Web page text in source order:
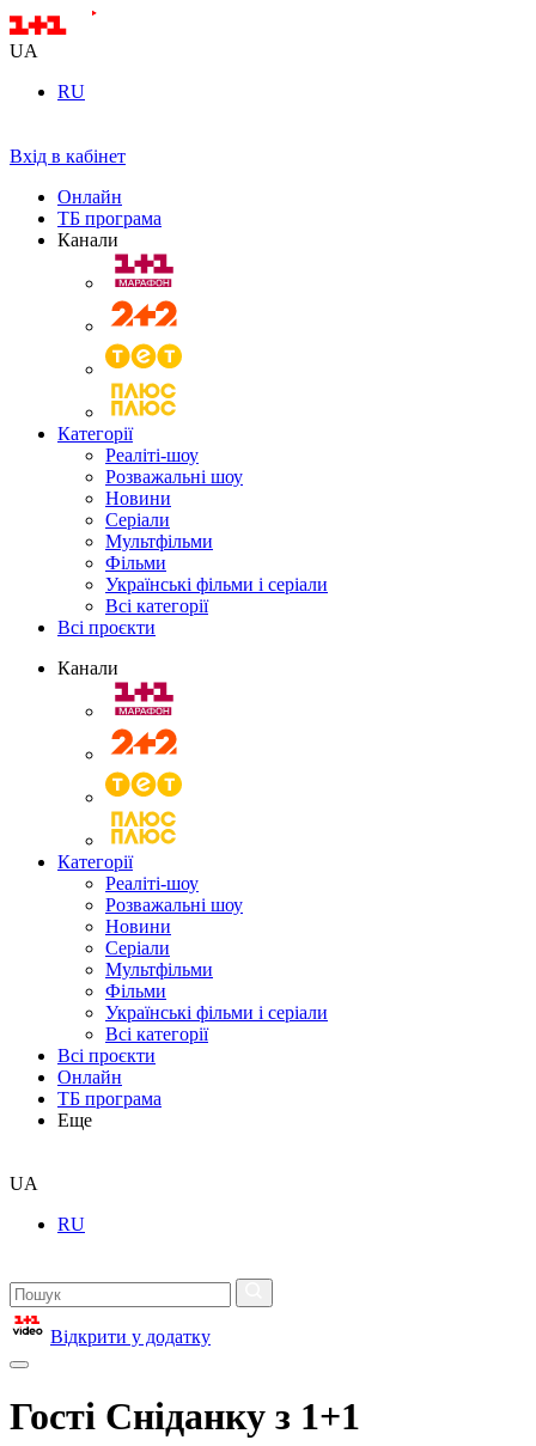
UA
RU
Вхід в кабінет
Онлайн
ТБ програма
Канали
Категорії
Реаліті-шоу
Розважальні шоу
Новини
Серіали
Мультфільми
Фільми
Українські фільми і серіали
Всі категорії
Всі проєкти
Канали
Категорії
Реаліті-шоу
Розважальні шоу
Новини
Серіали
Мультфільми
Фільми
Українські фільми і серіали
Всі категорії
Всі проєкти
Онлайн
ТБ програма
Еще
UA
RU
Відкрити у додатку
Гості Сніданку з 1+1